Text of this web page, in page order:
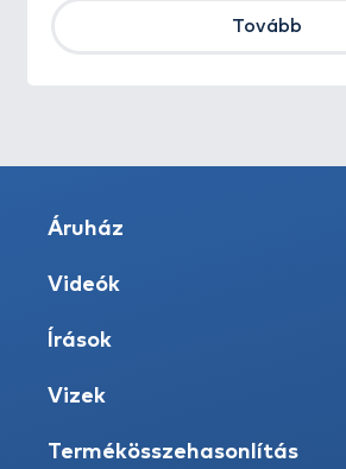
Tovább
Áruház
Videók
Írások
Vizek
Termékösszehasonlítás